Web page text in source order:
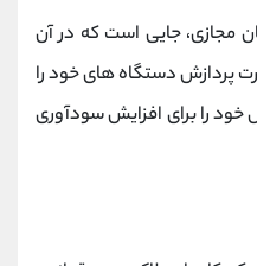
مجازی، جایی است که در آن
پردازش دستگاه های خود را
خود را برای افزایش سودآوری